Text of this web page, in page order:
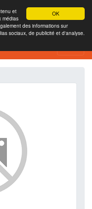
OK
et
médias
des informations sur
sociaux, de publicité et d'analyse.